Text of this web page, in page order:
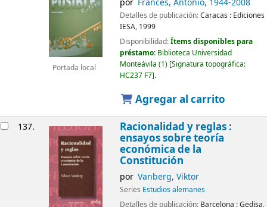
Portada local
por Francés, Antonio, 1944-2008
Detalles de publicación:Caracas : Ediciones
IESA, 1999
Disponibilidad:Ítems disponibles para
préstamo: Biblioteca Universidad
Monteávila (1) Signatura topográfica:
HC237 F7 .
Agregar al carrito
137. Racionalidad y reglas :
ensayos sobre teoría
económica de la
Constitución
por Vanberg, Viktor
Series Estudios alemanes
Detalles de publicación: Barcelona :Gedisa,